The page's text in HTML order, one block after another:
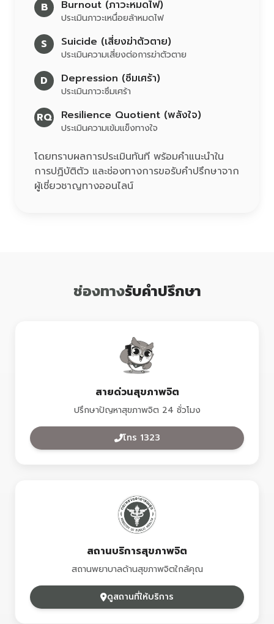
B Burnout (ภาวะหมดไฟ)
ประเมินภาวะเหนื่อยล้าหมดไฟ
S Suicide (เสี่ยงฆ่าตัวตาย)
ประเมินความเสี่ยงต่อการฆ่าตัวตาย
D Depression (ซึมเศร้า)
ประเมินภาวะซึมเศร้า
RQ Resilience Quotient (พลังใจ)
ประเมินความเข้มแข็งทางใจ
โดยทราบผลการประเมินทันที พร้อมคำแนะนำใน
การปฏิบัติตัว และช่องทางการขอรับคำปรึกษาจาก
ผู้เชี่ยวชาญทางออนไลน์
ช่องทางรับคำปรึกษา
สายด่วนสุขภาพจิต
ปรึกษาปัญหาสุขภาพจิต 24 ชั่วโมง
โทร 1323
สถานบริการสุขภาพจิต
สถานพยาบาลด้านสุขภาพจิตใกล้คุณ
ดูสถานที่ให้บริการ